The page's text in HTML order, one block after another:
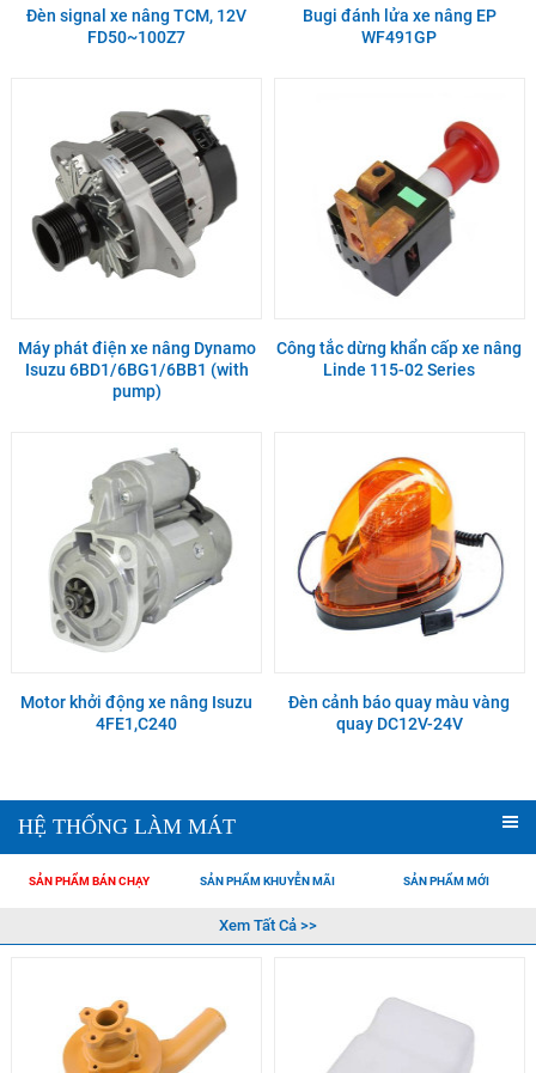
Đèn signal xe nâng TCM, 12V
FD50~100Z7
Bugi đánh lửa xe nâng EP
WF491GP
Máy phát điện xe nâng Dynamo
Isuzu 6BD1/6BG1/6BB1 (with
pump)
Công tắc dừng khẩn cấp xe nâng
Linde 115-02 Series
Motor khởi động xe nâng Isuzu
4FE1,C240
Đèn cảnh báo quay màu vàng
quay DC12V-24V
HỆ THỐNG LÀM MÁT
SẢN PHẨM BÁN CHẠY SẢN PHẨM KHUYỄN MÃI SẢN PHẨM MỚI
Xem Tất Cả >>